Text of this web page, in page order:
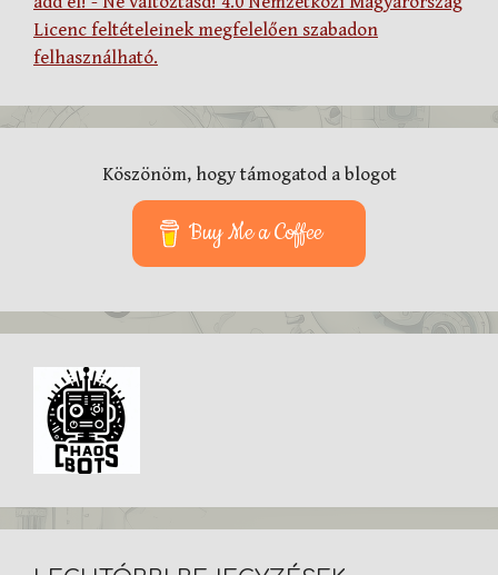
Licenc feltételeinek megfelelően szabadon
felhasználható.
Köszönöm, hogy támogatod a blogot
Buy Me a Coffee